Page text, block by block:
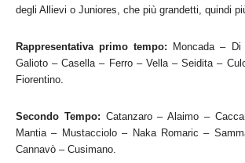
degli Allievi o Juniores, che più grandetti, quindi
Rappresentativa primo tempo: Moncada –
Galioto – Casella – Ferro – Vella – Seidita –
Fiorentino.
Secondo Tempo: Catanzaro – Alaimo –
Mantia – Mustacciolo – Naka Romaric –
Cannavò – Cusimano.